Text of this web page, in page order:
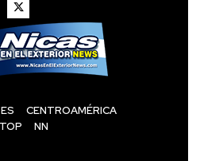
CENTROAMÉRICA
TOP NN